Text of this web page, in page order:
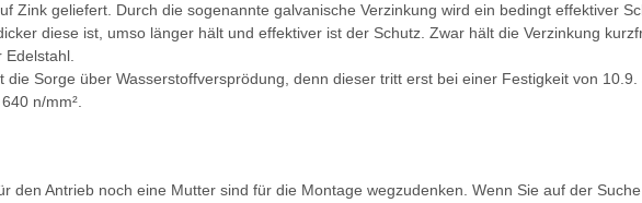
Zink geliefert. Durch die sogenannte galvanische Verzinkung wird ein bedingt effektiver
diese ist, umso länger hält und effektiver ist der Schutz. Zwar hält die Verzinkung
Edelstahl.
die Sorge über Wasserstoffversprödung, denn dieser tritt erst bei einer Festigkeit von
n/mm².
den Antrieb noch eine Mutter sind für die Montage wegzudenken. Wenn Sie auf der